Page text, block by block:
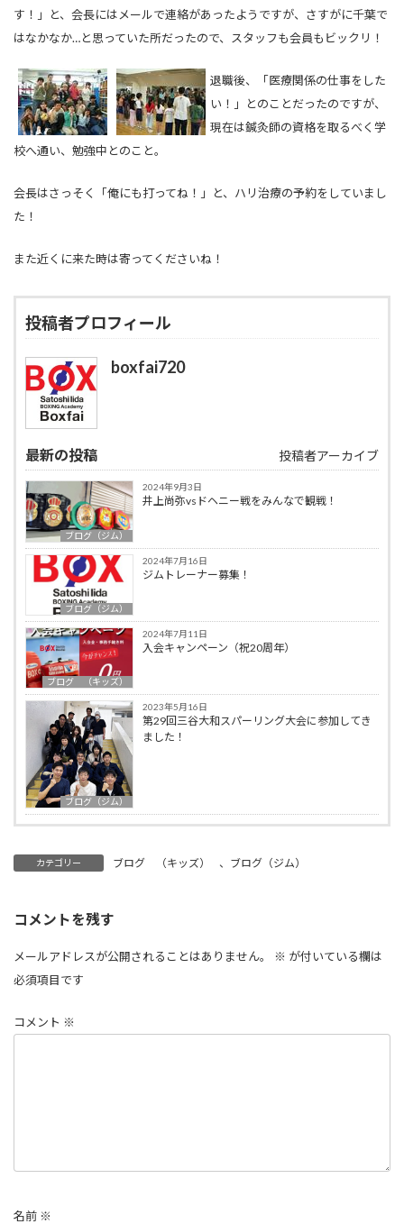
す！」と、会長にはメールで連絡があったようですが、さすがに千葉で
はなかなか…と思っていた所だったので、スタッフも会員もビックリ！
退職後、「医療関係の仕事をした
い！」とのことだったのですが、
現在は鍼灸師の資格を取るべく学
校へ通い、勉強中とのこと。
会長はさっそく「俺にも打ってね！」と、ハリ治療の予約をしていまし
た！
また近くに来た時は寄ってくださいね！
投稿者プロフィール
boxfai720
最新の投稿 投稿者アーカイブ
ブログ（ジム）
2024年9月3日
井上尚弥vsドヘニー戦をみんなで観戦！
ブログ（ジム）
2024年7月16日
ジムトレーナー募集！
ブログ （キッズ）
2024年7月11日
入会キャンペーン（祝20周年）
ブログ（ジム）
2023年5月16日
第29回三谷大和スパーリング大会に参加してき
ました！
カテゴリー ブログ （キッズ） 、 ブログ（ジム）
コメントを残す
メールアドレスが公開されることはありません。 ※ が付いている欄は
必須項目です
コメント ※
名前 ※